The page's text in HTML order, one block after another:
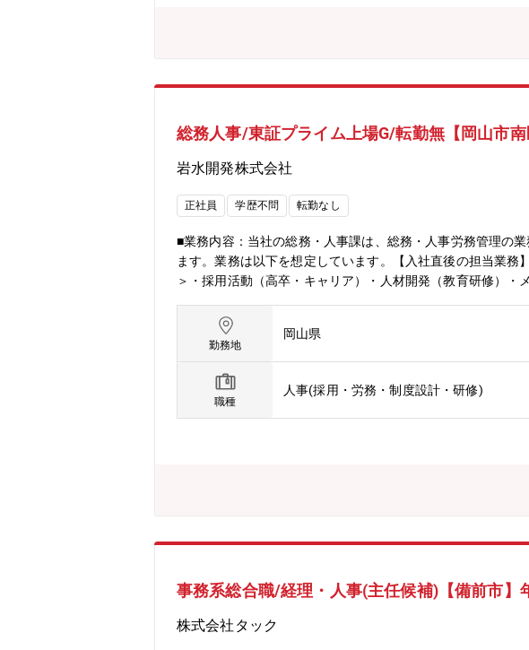
総務人事/東証プライム上場G/転勤無【岡山市南
岩水開発株式会社
正社員 学歴不問 転勤なし
■業務内容：当社の総務・人事課は、総務・人事労務管理の
ます。業務は以下を想定しています。【入社直後の担当業
＞・採用活動（高卒・キャリア）・人材開発（教育研修）
のための増員■組織構成：経営管理部全体で10名（・男性3
同じ仕事をする先輩社員が指導します。
勤務地
岡山県
職種
人事(採用・労務・制度設計・研修)
事務系総合職/経理・人事(主任候補)【備前市】
株式会社タック